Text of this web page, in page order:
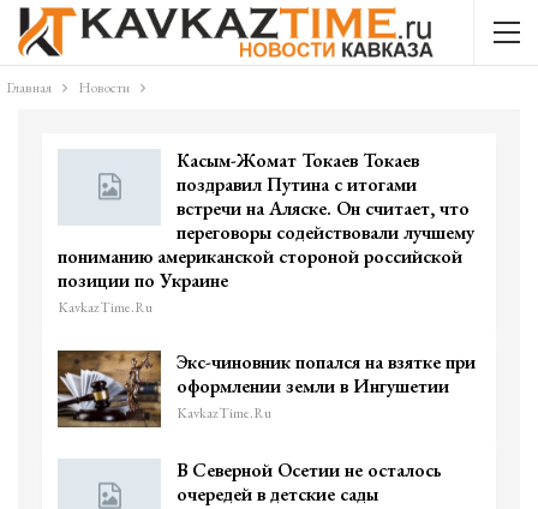
Главная Новости
Касым-Жомат Токаев Токаев
поздравил Путина с итогами
встречи на Аляске. Он считает, что
переговоры содействовали лучшему
пониманию американской стороной российской
позиции по Украине
KavkazTime.ru
Экс-чиновник попался на взятке при
оформлении земли в Ингушетии
KavkazTime.ru
В Северной Осетии не осталось
очередей в детские сады